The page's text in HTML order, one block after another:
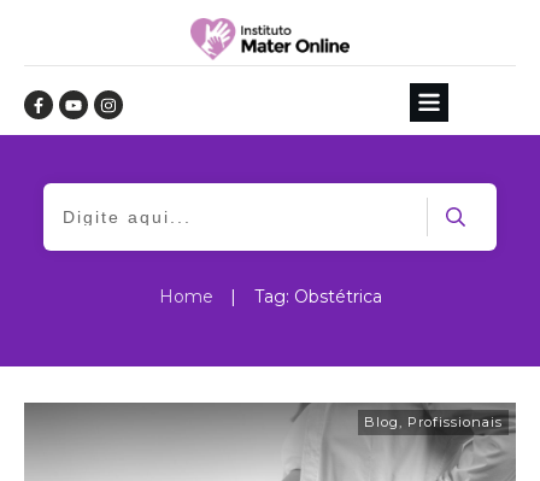
Home Tag: Obstétrica
Blog, Profissionais